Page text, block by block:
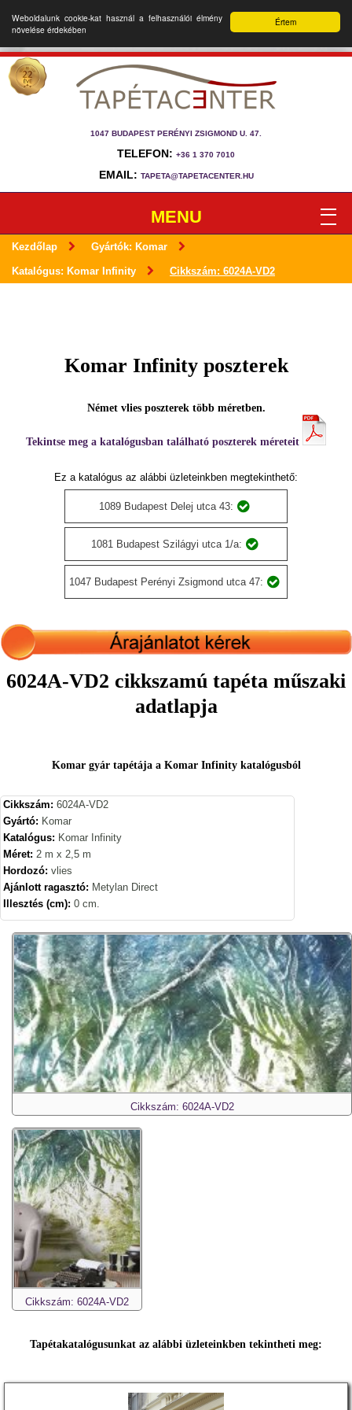
Értem
Weboldalunk cookie-kat használ a felhasználói élmény
növelése érdekében
1047 BUDAPEST PERÉNYI ZSIGMOND U. 47.
TELEFON: +36 1 370 7010
EMAIL: TAPETA@TAPETACENTER.HU
MENU
Kezdőlap Gyártók: Komar
Katalógus: Komar Infinity Cikkszám: 6024A-VD2
Komar Infinity poszterek
Német vlies poszterek több méretben.
Tekintse meg a katalógusban található poszterek méreteit
Ez a katalógus az alábbi üzleteinkben megtekinthető:
1089 Budapest Delej utca 43:
1081 Budapest Szilágyi utca 1/a:
1047 Budapest Perényi Zsigmond utca 47:
6024A-VD2 cikkszamú tapéta műszaki
adatlapja
Komar gyár tapétája a Komar Infinity katalógusból
Cikkszám: 6024A-VD2
Gyártó: Komar
Katalógus: Komar Infinity
Méret: 2 m x 2,5 m
Hordozó: vlies
Ajánlott ragasztó: Metylan Direct
Illesztés (cm): 0 cm.
Cikkszám: 6024A-VD2
Cikkszám: 6024A-VD2
Tapétakatalógusunkat az alábbi üzleteinkben tekintheti meg: